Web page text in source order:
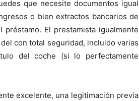
que necesite documentos igual
o bien extractos bancarios de
El prestamista igualmente
con total seguridad, incluido varias
del coche (si lo perfectamente
excelente, una legitimación previa